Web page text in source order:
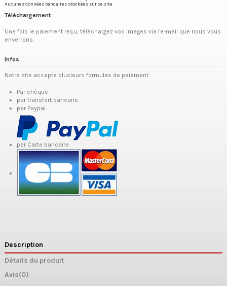
Aucunes données bancaires stockées sur ce site
Téléchargement
Une fois le paiement reçu, téléchargez vos images via l'e-mail que nous vous
enverrons.
Infos
Notre site accepte plusieurs formules de paiement :
Par chèque
par transfert bancaire
par Paypal
par Carte bancaire
Description
Détails du produit
Avis(0)